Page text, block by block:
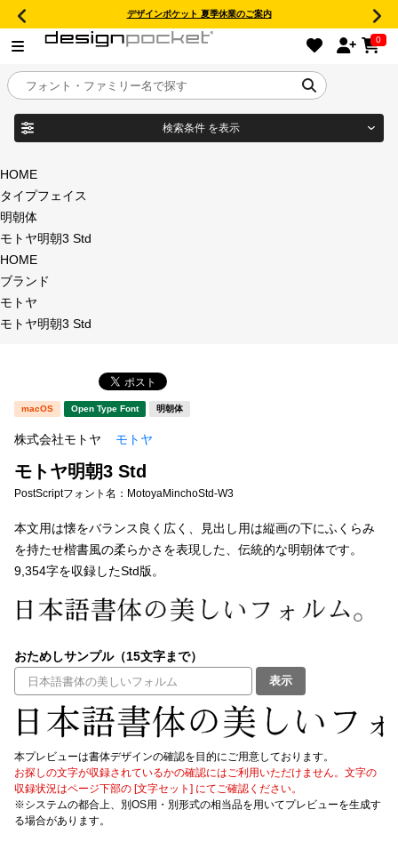
デザインポケット 夏季休業のご案内
0
目的別フォントガイド
特集
年間ライセンス商品
新着一覧
カート
マイページ
よくあるご質問
お問い合わせ
検索条件 を表示
商品名
フォント形式
タイプフェイス
明朝体
宋朝体
教科書体 行書体
草書体 勘亭流
江戸文字
太さ・ウェイト
セット or 単体
HOME
タイプフェイス
明朝体
モトヤ明朝3 Std
HOME
ブランド
モトヤ
モトヤ明朝3 Std
macOS Open Type Font 明朝体
株式会社モトヤ モトヤ
モトヤ明朝3 Std
PostScriptフォント名： MotoyaMinchoStd-W3
本文用は懐をバランス良く広く、見出し用は縦画の下にふくらみ
を持たせ楷書風の柔らかさを表現した、伝統的な明朝体です。
9,354字を収録したStd版。
おためしサンプル（15文字まで）
表示
本プレビューは書体デザインの確認を目的にご用意しております。
お探しの文字が収録されているかの確認にはご利用いただけません。文字の
収録状況はページ下部の [文字セット] にてご確認ください。
※システムの都合上、別OS用・別形式の相当品を用いてプレビューを生成す
る場合があります。